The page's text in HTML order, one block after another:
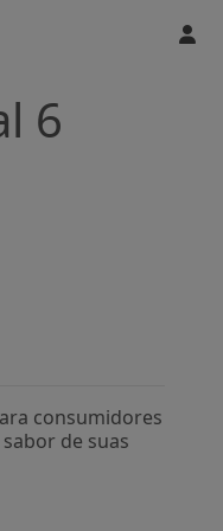
6
consumidores
de suas